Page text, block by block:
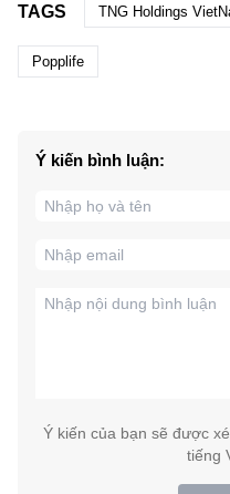
TAGS TNG Holdings
Popplife
Ý kiến bình luận:
Ý kiến của bạn sẽ được
tiếng